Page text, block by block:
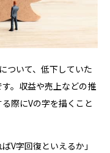
ついて、低下していた
。収益や売上などの推
際にVの字を描くこと
V字回復といえるか」